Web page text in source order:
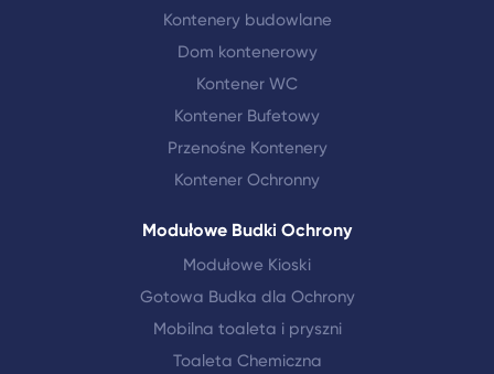
Kontenery budowlane
Dom kontenerowy
Kontener WC
Kontener Bufetowy
Przenośne Kontenery
Kontener Ochronny
Modułowe Budki Ochrony
Modułowe Kioski
Gotowa Budka dla Ochrony
Mobilna toaleta i pryszni
Toaleta Chemiczna